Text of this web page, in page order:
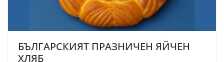
БЪЛГАРСКИЯТ ПРАЗНИЧЕН ЯЙЧЕН
ХЛЯБ